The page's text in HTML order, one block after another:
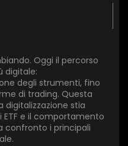
Oggi il percorso
digitale:
degli strumenti, fino
di trading. Questa
digitalizzazione stia
ETF e il comportamento
confronto i principali